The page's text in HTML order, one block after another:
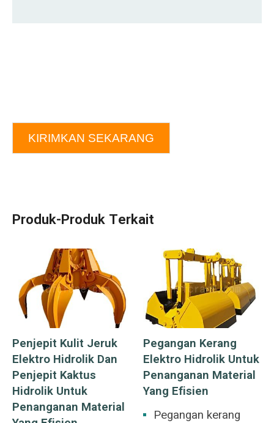
KIRIMKAN SEKARANG
Produk-Produk Terkait
Penjepit Kulit Jeruk
Elektro Hidrolik Dan
Penjepit Kaktus
Hidrolik Untuk
Penanganan Material
Pegangan Kerang
Elektro Hidrolik Untuk
Penanganan Material
Yang Efisien
Pegangan kerang